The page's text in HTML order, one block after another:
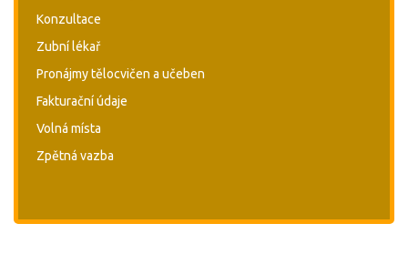
Konzultace
Zubní lékař
Pronájmy tělocvičen a učeben
Fakturační údaje
Volná místa
Zpětná vazba